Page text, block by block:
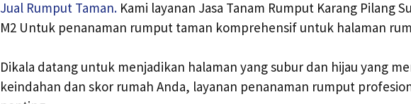
Jual Rumput Taman. Kami layanan Jasa Tanam Rumput Karang Pilang
M2 Untuk penanaman rumput taman komprehensif untuk halaman
Dikala datang untuk menjadikan halaman yang subur dan hijau yang
keindahan dan skor rumah Anda, layanan penanaman rumput